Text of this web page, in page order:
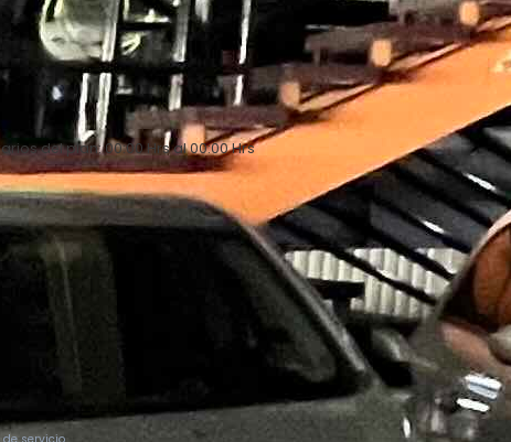
del plan: 00:00 Hrs al 00:00 Hrs